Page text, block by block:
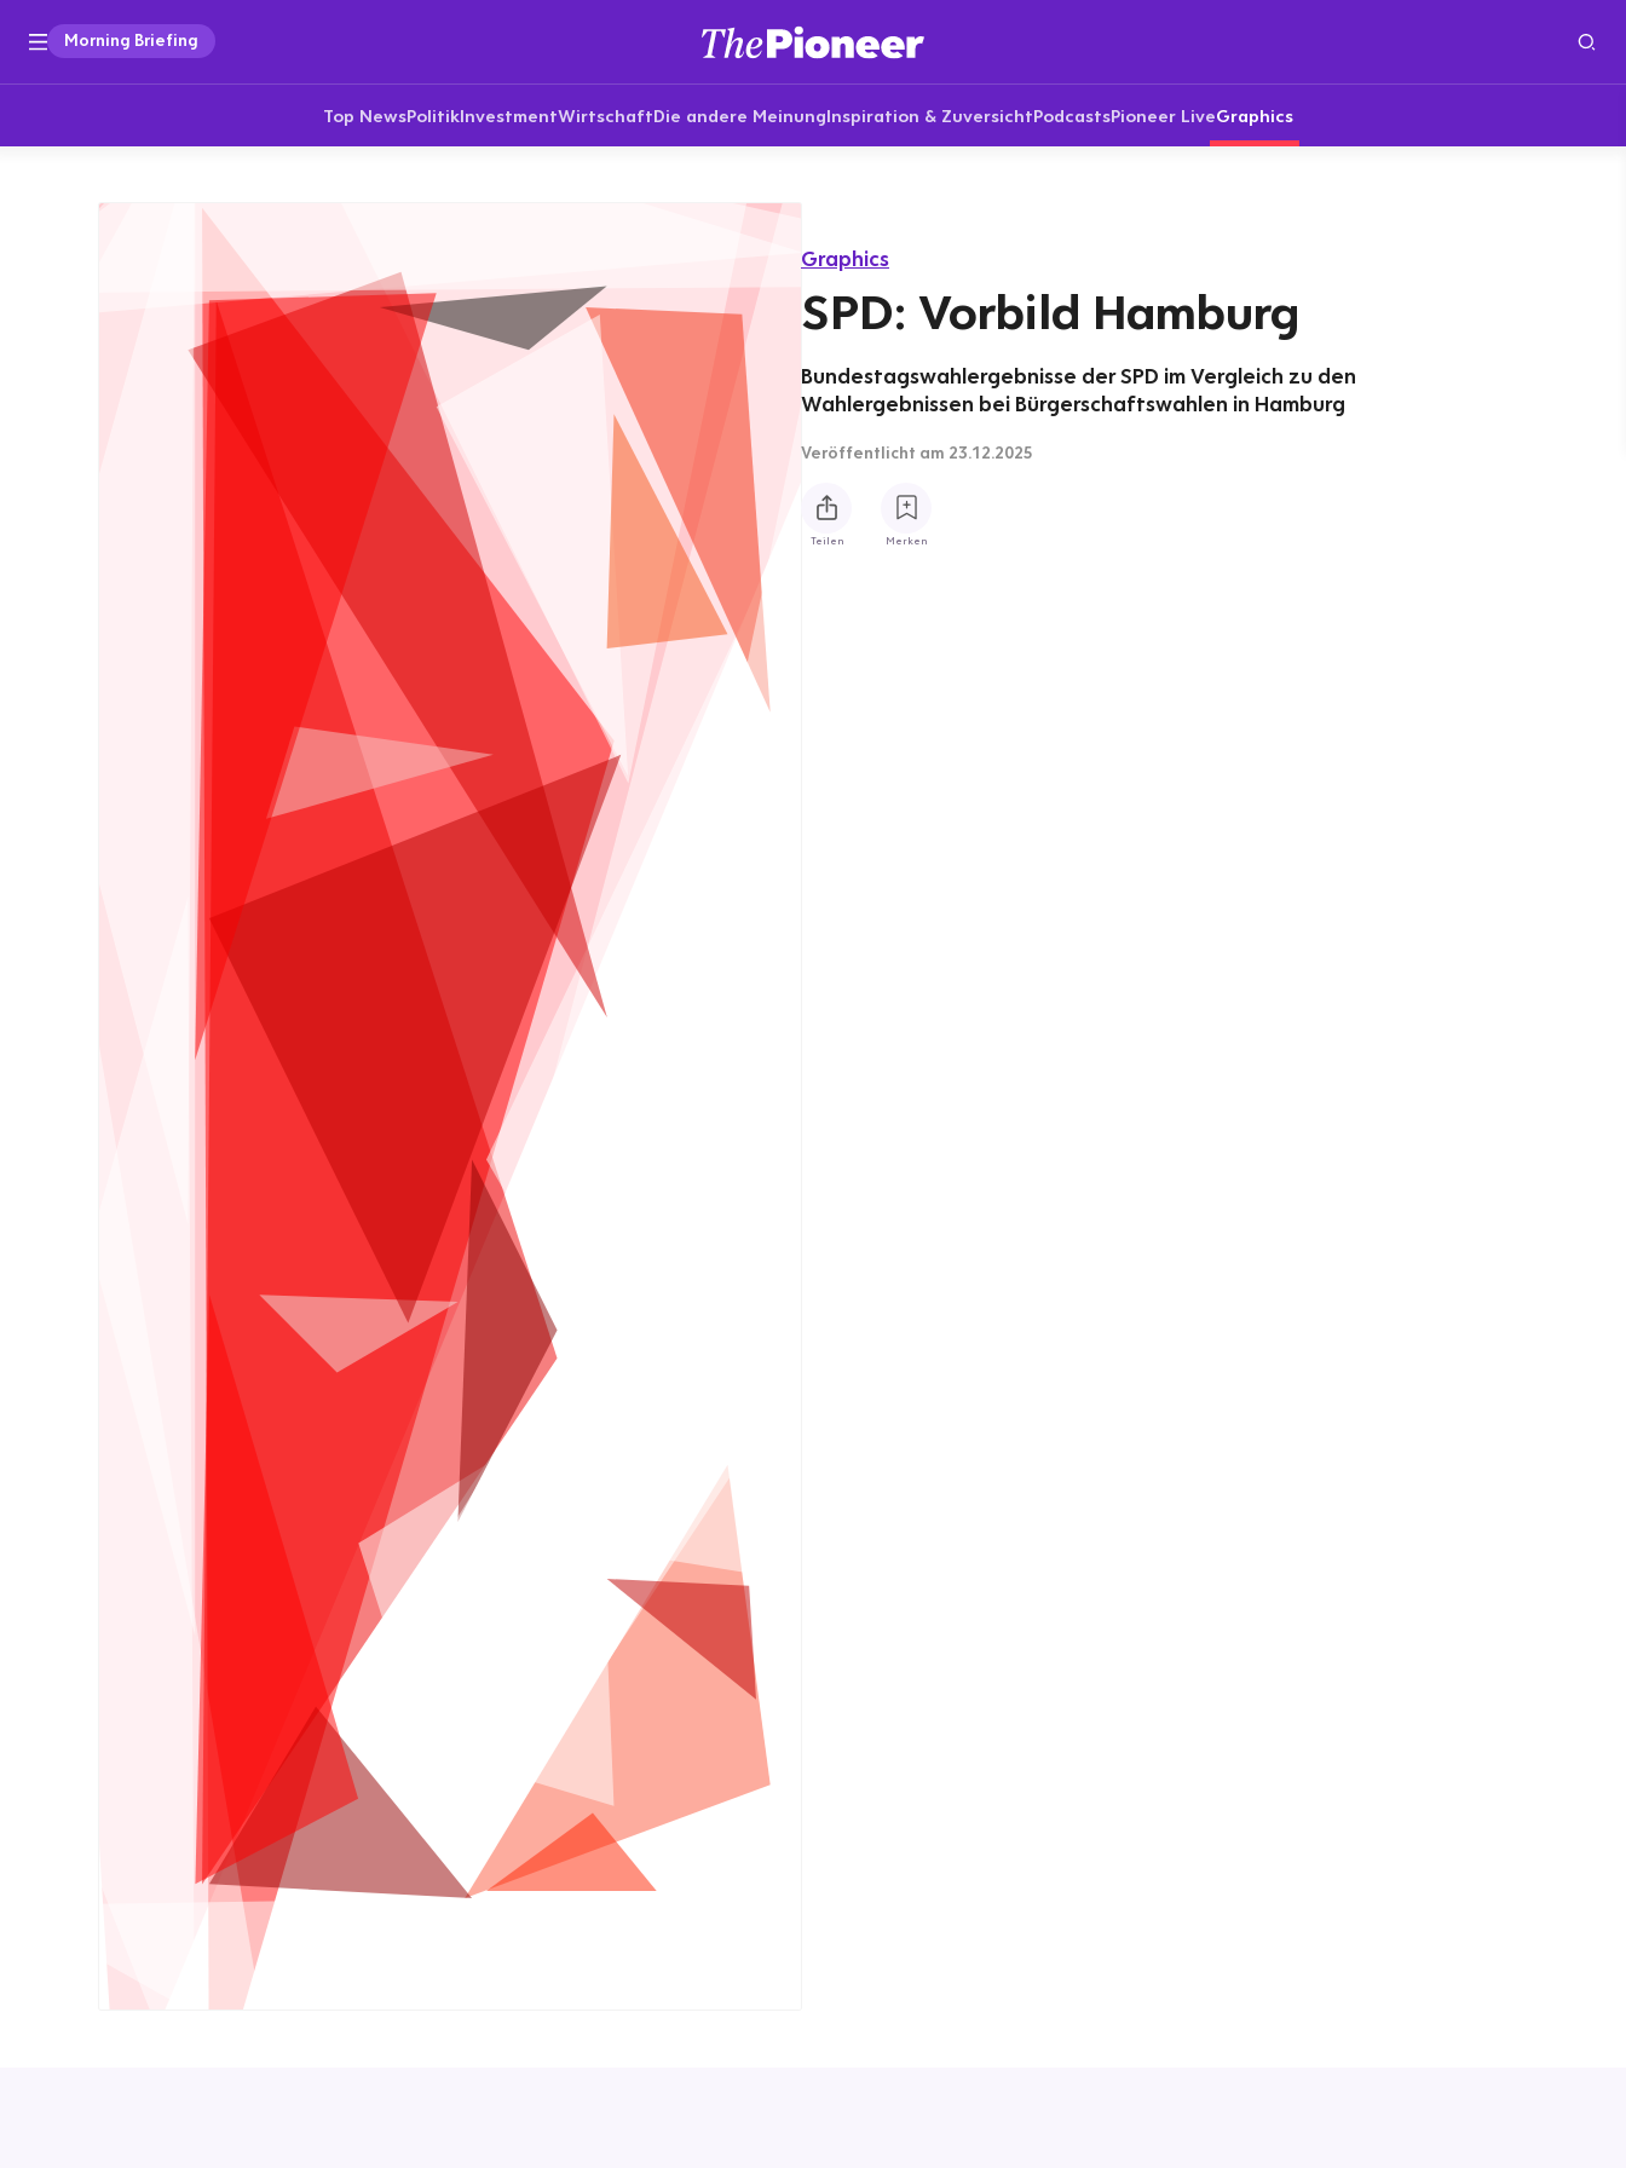
Morning Briefing
Top NewsPolitikInvestmentWirtschaftDie andere MeinungInspiration & ZuversichtPodcastsPioneer LiveGraphics
Graphics
SPD: Vorbild Hamburg
Bundestagswahlergebnisse der SPD im Vergleich zu den
Wahlergebnissen bei Bürgerschaftswahlen in Hamburg
Veröffentlicht am 23.12.2025
Teilen Merken